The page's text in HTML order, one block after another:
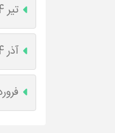
تیر 04
آذر 04